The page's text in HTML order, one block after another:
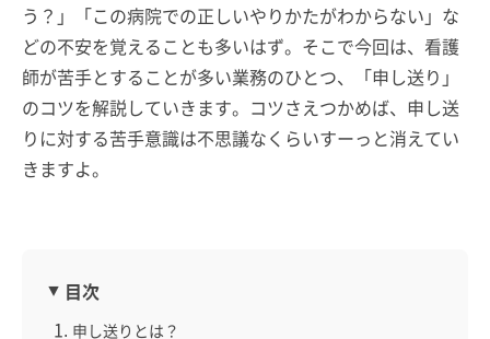
う？」「この病院での正しいやりかたがわからない」な
どの不安を覚えることも多いはず。そこで今回は、看護
師が苦手とすることが多い業務のひとつ、「申し送り」
のコツを解説していきます。コツさえつかめば、申し送
りに対する苦手意識は不思議なくらいすーっと消えてい
きますよ。
目次
申し送りとは？